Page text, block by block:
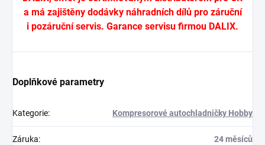
a má zajištěny dodávky náhradních dílů pro záruční
i pozáruční servis. Garance servisu firmou DALIX.
Doplňkové parametry
Kategorie: Kompresorové autochladničky Hobby
Záruka: 24 měsíců